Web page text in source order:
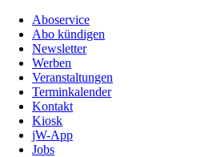
Aboservice
Abo kündigen
Newsletter
Werben
Veranstaltungen
Terminkalender
Kontakt
Kiosk
jW-App
Jobs